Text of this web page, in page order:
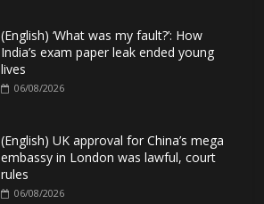
(English) ‘What was my fault?’: How
India’s exam paper leak ended young
lives
06/08/2026
(English) UK approval for China’s mega
embassy in London was lawful, court
rules
06/08/2026